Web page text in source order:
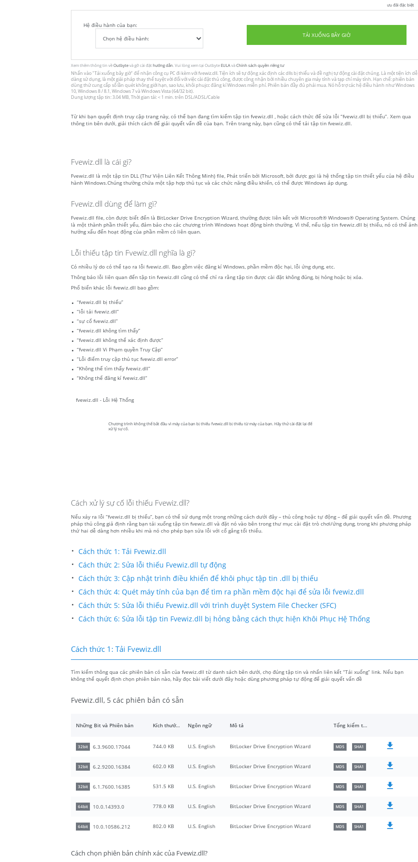
ưu đãi đặc biệt
Hệ điều hành của bạn:
TẢI XUỐNG BÂY GIỜ
Xem thêm thông tin vềOutbytevà gỡ cài đặt hướng dẫn . Vui lòng xem tại OutbyteEULAvàChính sách quyền riêng tư
Nhấn vào"Tải xuống bây giờ" để nhận công cụ PC đi kèm với fvewiz.dll. Tiện ích sẽ tự động xác định các dlls bị thiếu và đề nghị tự động cài đặt chúng. Là một tiện ích dễ
dàng sử dụng, là một giải pháp thay thế tuyệt vời đối với việc cài đặt thủ công, được công nhận bởi nhiều chuyên gia máy tính và tạp chí máy tính. Hạn chế: phiên bản
dùng thử cung cấp số lần quét không giới hạn, sao lưu, khôi phujcc đăng kí Windows miễn phí. Phiên bản đầy đủ phải mua. Nó hỗ trợ các hệ điều hành như Windows
10, Windows 8 / 8.1, Windows 7 và Windows Vista (64/32 bit).
Dung lượng tập tin: 3.04 MB, Thời gian tải: < 1 min. trên DSL/ADSL/Cable
Từ khi bạn quyết định truy cập trang này, có thể bạn đang tìm kiếm tập tin fvewiz.dll , hoặc cách thức để sửa lỗi “fvewiz.dll bị thiếu”. Xem qua
thông tin bên dưới, giải thích cách để giải quyết vấn đề của bạn. Trên trang này, bạn cũng có thể tải tập tin fvewiz.dll.
Fvewiz.dll là cái gì?
Fvewiz.dll là một tập tin DLL (Thư Viện Liên Kết Thông Minh) file, Phát triển bởi Microsoft, bởi được gọi là hệ thống tập tin thiết yếu của hệ điều
hành Windows.Chúng thường chứa một tập hợp thủ tục và các chức năng điều khiển, có thể được Windows áp dụng.
Fvewiz.dll dùng để làm gì?
Fvewiz.dll file, còn được biết đến là BitLocker Drive Encryption Wizard, thường được liên kết với Microsoft® Windows® Operating System. Chúng
là một thành phần thiết yếu, đảm bảo cho các chương trình Windows hoạt động bình thường. Vì thế, nếu tập tin fvewiz.dll bị thiếu, nó có thể ảnh
hưởng xấu đến hoạt động của phần mềm có liên quan.
Lỗi thiếu tập tin Fvewiz.dll nghĩa là gì?
Có nhiều lý do có thể tạo ra lỗi fvewiz.dll. Bao gồm việc đăng kí Windows, phần mềm độc hại, lỗi ứng dụng, etc.
Thông báo lỗi liên quan đến tập tin fvewiz.dll cũng có thể chỉ ra rằng tập tin được cài đặt không đúng, bị hỏng hoặc bị xóa.
Phổ biến khác lỗi fvewiz.dll bao gồm:
“fvewiz.dll bị thiếu”
“lỗi tải fvewiz.dll”
“sự cố fvewiz.dll”
“fvewiz.dll không tìm thấy”
“fvewiz.dll không thể xác định được”
“fvewiz.dll Vi Phạm quyền Truy Cập”
“Lỗi điểm truy cập thủ tục fvewiz.dll error”
“Không thể tìm thấy fvewiz.dll”
“Không thể đăng kí fvewiz.dll”
fvewiz.dll - Lỗi Hệ Thống
Chương trình không thể bắt đầu vì máy của bạn bị thiếu fvewiz.dll bị thiếu từ máy của bạn. Hãy thử cài đặt lại để
xử lý sự cố.
Cách xử lý sự cố lỗi thiếu Fvewiz.dll?
Nếu xảy ra lỗi “fvewiz.dll bị thiếu”, bạn có thể sử dụng một trong những cách dưới đây – thủ công hoặc tự động – để giải quyết vấn đề. Phương
pháp thủ công giả định rằng bạn tải xuống tập tin fvewiz.dll và đặt nó vào bên trong thư mục cài đặt trò chơi/ứng dụng, trong khi phương pháp
thứ hai dễ dàng hơn nhiều khi mà nó cho phép bạn sửa lỗi với cố gắng tối thiểu.
Cách thức 1: Tải Fvewiz.dll
Cách thức 2: Sửa lỗi thiếu Fvewiz.dll tự động
Cách thức 3: Cập nhật trình điều khiển để khôi phục tập tin .dll bị thiếu
Cách thức 4: Quét máy tính của bạn để tìm ra phần mềm độc hại để sửa lỗi fvewiz.dll
Cách thức 5: Sửa lỗi thiếu Fvewiz.dll với trình duyệt System File Checker (SFC)
Cách thức 6: Sửa lỗi tập tin Fvewiz.dll bị hỏng bằng cách thực hiện Khôi Phục Hệ Thống
Cách thức 1: Tải Fvewiz.dll
Tìm kiếm thông qua các phiên bản có sẵn của fvewiz.dll từ danh sách bên dưới, chọ đúng tập tin và nhấn liên kết “Tải xuống” link. Nếu bạn
không thể quyết định chọn phiên bản nào, hãy đọc bài viết dưới đây hoặc dùng phương pháp tự động để giải quyết vấn đề
Fvewiz.dll, 5 các phiên bản có sẵn
Những Bit và Phiên bản Kích thước tập tin Ngôn ngữ Mô tả Tổng kiểm tra
32bit 6.3.9600.17044 744.0 KB U.S. English BitLocker Drive Encryption Wizard MD5 SHA1
32bit 6.2.9200.16384 602.0 KB U.S. English BitLocker Drive Encryption Wizard MD5 SHA1
32bit 6.1.7600.16385 531.5 KB U.S. English BitLocker Drive Encryption Wizard MD5 SHA1
64bit 10.0.14393.0 778.0 KB U.S. English BitLocker Drive Encryption Wizard MD5 SHA1
64bit 10.0.10586.212 802.0 KB U.S. English BitLocker Drive Encryption Wizard MD5 SHA1
Cách chọn phiên bản chính xác của Fvewiz.dll?